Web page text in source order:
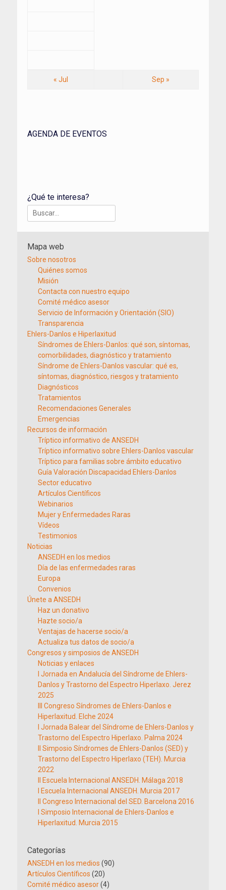
« Jul Sep »
AGENDA DE EVENTOS
¿Qué te interesa?
Buscar:
Mapa web
Sobre nosotros
Quiénes somos
Misión
Contacta con nuestro equipo
Comité médico asesor
Servicio de Información y Orientación (SIO)
Transparencia
Ehlers-Danlos e Hiperlaxitud
Síndromes de Ehlers-Danlos: qué son, síntomas,
comorbilidades, diagnóstico y tratamiento
Síndrome de Ehlers-Danlos vascular: qué es,
síntomas, diagnóstico, riesgos y tratamiento
Diagnósticos
Tratamientos
Recomendaciones Generales
Emergencias
Recursos de información
Tríptico informativo de ANSEDH
Tríptico informativo sobre Ehlers-Danlos vascular
Tríptico para familias sobre ámbito educativo
Guía Valoración Discapacidad Ehlers-Danlos
Sector educativo
Artículos Científicos
Webinarios
Mujer y Enfermedades Raras
Vídeos
Testimonios
Noticias
ANSEDH en los medios
Día de las enfermedades raras
Europa
Convenios
Únete a ANSEDH
Haz un donativo
Hazte socio/a
Ventajas de hacerse socio/a
Actualiza tus datos de socio/a
Congresos y simposios de ANSEDH
Noticias y enlaces
I Jornada en Andalucía del Síndrome de Ehlers-
Danlos y Trastorno del Espectro Hiperlaxo. Jerez
2025
III Congreso Síndromes de Ehlers-Danlos e
Hiperlaxitud. Elche 2024
I Jornada Balear del Síndrome de Ehlers-Danlos y
Trastorno del Espectro Hiperlaxo. Palma 2024
II Simposio Síndromes de Ehlers-Danlos (SED) y
Trastorno del Espectro Hiperlaxo (TEH). Murcia
2022
II Escuela Internacional ANSEDH. Málaga 2018
I Escuela Internacional ANSEDH. Murcia 2017
II Congreso Internacional del SED. Barcelona 2016
I Simposio Internacional de Ehlers-Danlos e
Hiperlaxitud. Murcia 2015
Categorías
ANSEDH en los medios (90)
Artículos Científicos (20)
Comité médico asesor(4)